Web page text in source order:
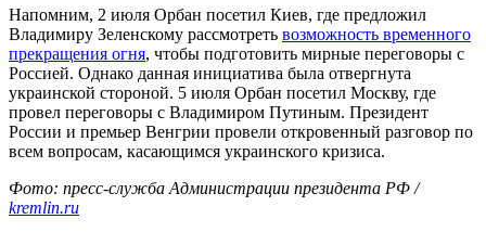
Напомним, 2 июля Орбан посетил Киев, где предложил
Владимиру Зеленскому рассмотреть возможность временного
прекращения огня, чтобы подготовить мирные переговоры с
Россией. Однако данная инициатива была отвергнута
украинской стороной. 5 июля Орбан посетил Москву, где
провел переговоры с Владимиром Путиным. Президент
России и премьер Венгрии провели откровенный разговор по
всем вопросам, касающимся украинского кризиса.
Фото: пресс-служба Администрации президента РФ /
kremlin.ru